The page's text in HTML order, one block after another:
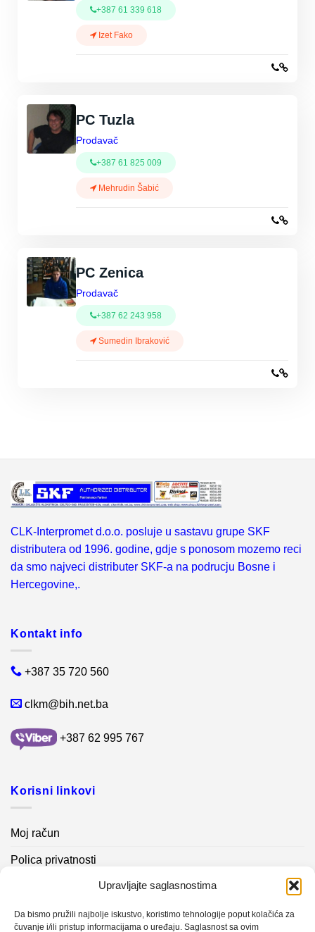
Upravljajte saglasnostima
Da bismo pružili najbolje iskustvo, koristimo tehnologije poput kolačića za
čuvanje i/ili pristup informacijama o uređaju. Saglasnost sa ovim
+387 61 339 618
Izet Fako
PC Tuzla
Prodavač
+387 61 825 009
Mehrudin Šabić
PC Zenica
Prodavač
+387 62 243 958
Sumedin Ibraković
CLK-Interpromet d.o.o. posluje u sastavu grupe SKF
distributera od 1996. godine, gdje s ponosom mozemo reci
da smo najveci distributer SKF-a na podrucju Bosne i
Hercegovine,.
Kontakt info
+387 35 720 560
clkm@bih.net.ba
+387 62 995 767
Korisni linkovi
Moj račun
Polica privatnosti
Kontakt info